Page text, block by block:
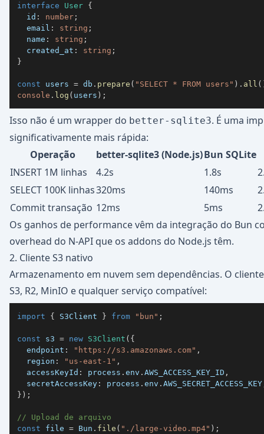
interface
User {
  id
: number ;
  email
: string ;
  name
: string ;
  created_at
: string ;
}
const users = db . prepare ( "SELECT * FROM users" ) . all (
console . log ( users ) ;
Isso não é um wrapper do better-sqlite3. É uma
significativamente mais rápida:
Operação
better-sqlite3 (Node.js)Bun SQLite
INSERT 1M linhas
4.2s 1.8s
SELECT 100K linhas320ms 140ms
Commit transação 12ms 5ms
Os ganhos de performance vêm da integração do Bun
overhead do N-API que os addons do Node.js têm.
2. Cliente S3 nativo
Armazenamento em nuvem sem dependências. O
S3, R2, MinIO e qualquer serviço compatível:
import { S3Client } from "bun" ;
const s3 = new S3Client ( {
  endpoint
: "https://s3.amazonaws.com" ,
  region
: "us-east-1" ,
  accessKeyId
: process . env . AWS_ACCESS_KEY_ID ,
  secretAccessKey
: process . env . AWS_SECRET_ACCESS_KEY
} ) ;
// Upload de arquivo
const file = Bun . file ( "./large-video.mp4" ) ;